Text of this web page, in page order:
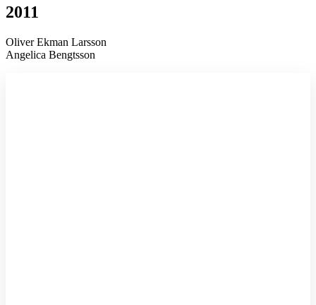
2011
Oliver Ekman Larsson
Angelica Bengtsson